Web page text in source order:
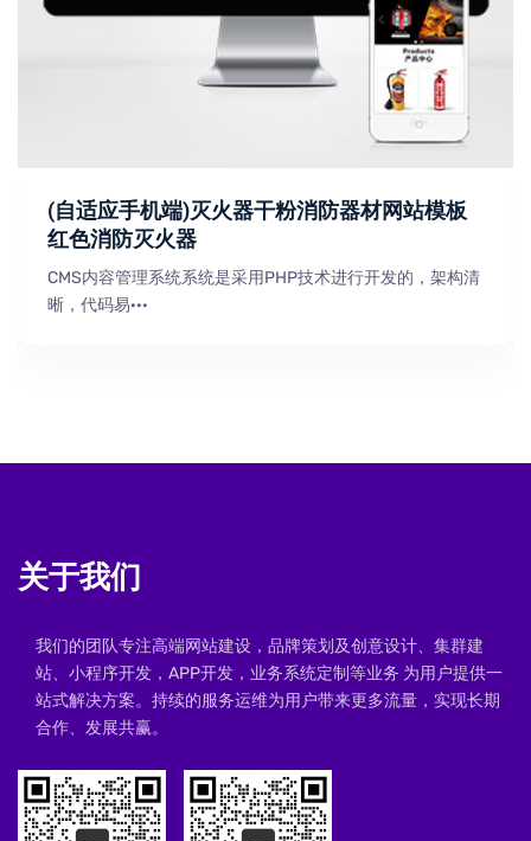
(自适应手机端)灭火器干粉消防器材网站模板
红色消防灭火器
CMS内容管理系统系统是采用PHP技术进行开发的，架构清
晰，代码易···
关于我们
我们的团队专注高端网站建设，品牌策划及创意设计、集群建
站、小程序开发，APP开发，业务系统定制等业务 为用户提供一
站式解决方案。持续的服务运维为用户带来更多流量，实现长期
合作、发展共赢。